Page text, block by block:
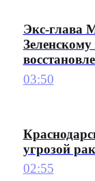
Экс-глава
Зеленскому
03:50
угрозой
02:55